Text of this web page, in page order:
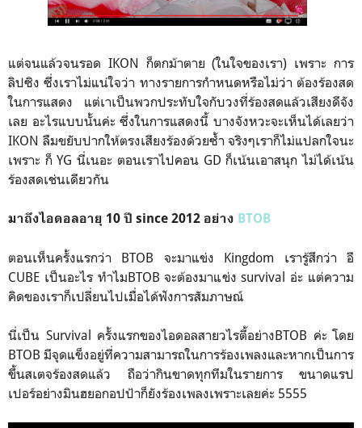
แต่จนแล้วจนรอด IKON ก็ตกม้าตาย (ในใจของเรา) เพราะ การ
ลิปซิง ซึ่งเราไม่แน่ใจว่า ทางรายการกำหนดหรือไม่ว่า ต้องร้องสด
ในการแสดง แต่เาเป็นพวกประทับใจกับวงที่ร้องสดแล้วเสียงดีจัง
เลย อะไรแบบนั้นค่ะ ซึ่งในการแสดงนี้ บางจังหวะจะเห็นได้เลยว่า
IKON ลืมขยับปากให้ตรงเสียงร้องด้วยซ้ำ จริงๆเราก็ไม่แปลกใจนะ
เพราะ ก็ YG นี่เนอะ ตอนเราไปคอน GD ก็เน้นเอาสนุก ไม่ได้เน้น
ร้องสดเช่นเดียวกัน
มาถึงไอดอลอายุ 10 ปี since 2012 อย่าง BTOB
ตอนเห็นครั้งแรกว่า BTOB จะมาแข่ง Kingdom เรารู้สึกว่า อี
CUBE เป็นอะไร ทำไมBTOB จะต้องมาแข่ง survival อ่ะ แต่ความ
คิดของเราก็เปลี่ยนไปเมื่อได้ฟังการสัมภาษณ์
นี่เป็น Survival ครั้งแรกของไอดอลสายวไรตี้อย่างBTOB ค่ะ โดย
BTOB มีจุดแข็งอยู่ที่ความสามารถในการร้องเพลงและหากเป็นการ
ขึ้นสเตจร้องสดแล้ว ถือว่ากินขาดทุกทีมในรายการ ขนาดแรป
เปอร์อย่างมินฮยอกอปป้าก็ยังร้องเพลงเพราะเลยค่ะ 5555